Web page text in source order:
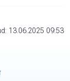
13.06.2025 09:53